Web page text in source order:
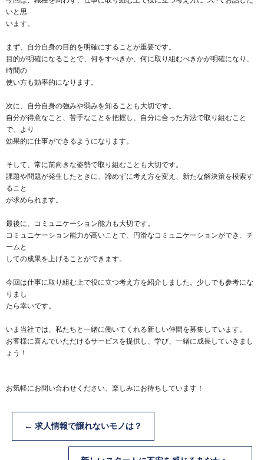
いと思
います。
まず、自分自身の目的を明確にすることが重要です。
目的が明確になることで、何をすべきか、何に取り組むべきかが明確になり、
時間の
使い方も効率的になります。
次に、自分自身の強みや弱みを知ることも大切です。
自分が得意なこと、苦手なことを把握し、自分に合った方法で取り組むこと
で、より
効果的に仕事ができるようになります。
そして、常に前向きな姿勢で取り組むことも大切です。
課題や問題が発生したときに、諦めずに考え方を変え、新たな解決策を模索す
ること
が求められます。
最後に、コミュニケーション能力も大切です。
コミュニケーション能力が高いことで、円滑なコミュニケーションができ、チ
ームと
しての成果を上げることができます。
今回は仕事に取り組む上で役に立つ考え方を紹介しました。少しでも参考にな
りまし
たら幸いです。
いま当社では、私たちと一緒に働いてくれる新しい仲間を募集しています。
お客様に喜んでいただけるサービスを提供し、学び、一緒に成長していきまし
ょう！
お気軽にお問い合わせください。楽しみにお待ちしています！
← 求人情報で譲れないモノは？